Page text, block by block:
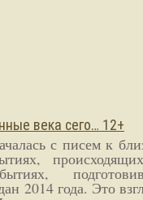
века сего… 12+
с писем к
2014 года. Это